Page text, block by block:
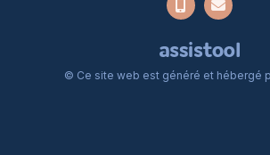
© Ce site web est généré et hébergé